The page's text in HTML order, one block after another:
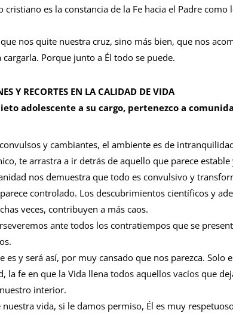
cristiano es la constancia de la Fe hacia el Padre como
nos quite nuestra cruz, sino más bien, que nos
Porque junto a Él todo se puede.
Y RECORTES EN LA CALIDAD DE VIDA
adolescente a su cargo, pertenezco a
y cambiantes, el ambiente es de
te arrastra a ir detrás de aquello que parece
nos demuestra que todo es convulsivo y
controlado. Los descubrimientos científicos y
veces, contribuyen a más caos.
ante todos los contratiempos que se
es y será así, por muy cansado que nos parezca. Solo
la fe en que la Vida llena todos aquellos vacíos que
interior.
vida, si le damos permiso, Él es muy